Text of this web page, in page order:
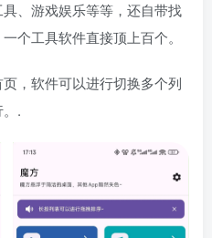
、游戏娱乐等等，还自带找
个工具软件直接顶上百个。
，软件可以进行切换多个列
.